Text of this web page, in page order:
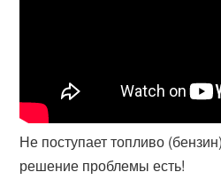
Не поступает топливо
решение проблемы есть!